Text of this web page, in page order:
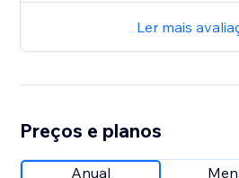
Ler mais
Preços e planos
Anual